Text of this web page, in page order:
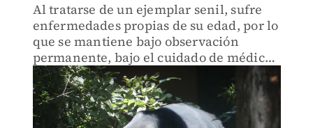
Al tratarse de un ejemplar senil, sufre
enfermedades propias de su edad, por lo
que se mantiene bajo observación
permanente, bajo el cuidado de médicos
y especialistas.